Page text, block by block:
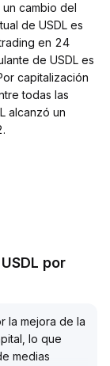
cambio del
de USDL es
en 24
de USDL es
capitalización
todas las
alcanzó un
por
la mejora de la
lo que
medias